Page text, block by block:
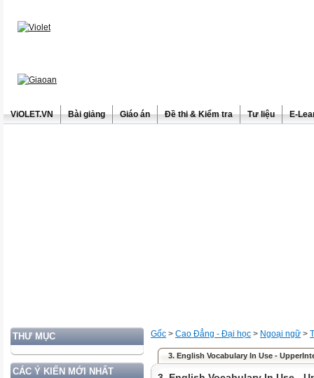
ViOLET.VN Bài giảng Giáo án Đề thi & Kiểm tra Tư liệu E-
THƯ MỤC
CÁC Ý KIẾN MỚI NHẤT
Gốc > Cao Đẳng - Đại học > Ngoại ngữ >
3. English Vocabulary In Use -